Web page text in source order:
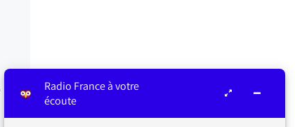
Radio France à votre
écoute